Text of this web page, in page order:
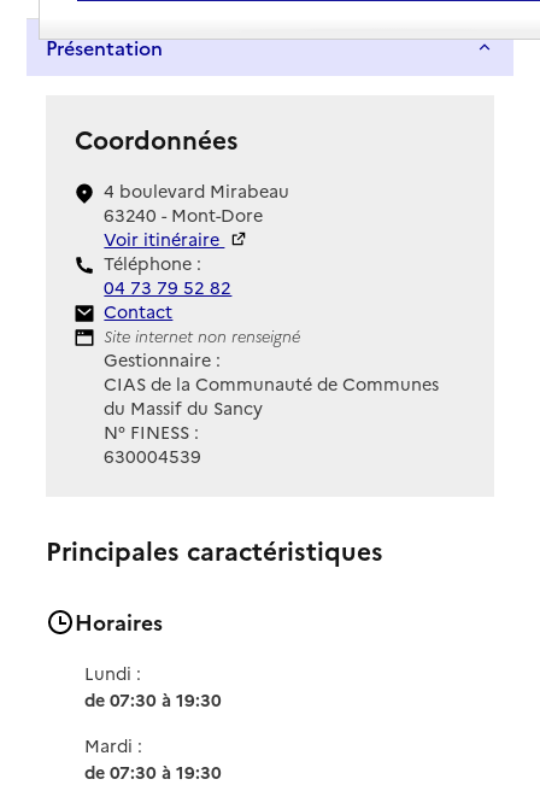
Présentation
Coordonnées
4 boulevard Mirabeau
63240 - Mont-Dore
Voir itinéraire
Téléphone :
04 73 79 52 82
Contact
Contact
Site Internet
Site internet non renseigné
Gestionnaire :
CIAS de la Communauté de Communes
du Massif du Sancy
N° FINESS :
630004539
Principales caractéristiques
Horaires
Lundi :
de 07:30 à 19:30
Mardi :
de 07:30 à 19:30